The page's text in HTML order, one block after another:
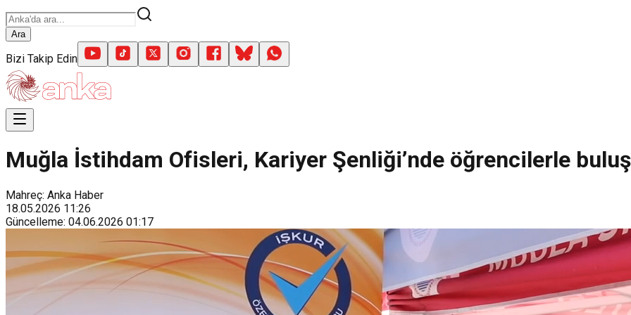
Ara
Bizi Takip Edin
Muğla İstihdam Ofisleri, Kariyer Şenliği’nde öğrencilerle
Mahreç: Anka Haber
18.05.2026 11:26
Güncelleme: 04.06.2026 01:17